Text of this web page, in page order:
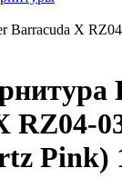
Barracuda X
RZ04-
Pink)